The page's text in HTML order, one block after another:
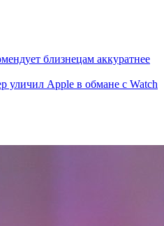
близнецам аккуратнее
уличил Apple в обмане с Watch